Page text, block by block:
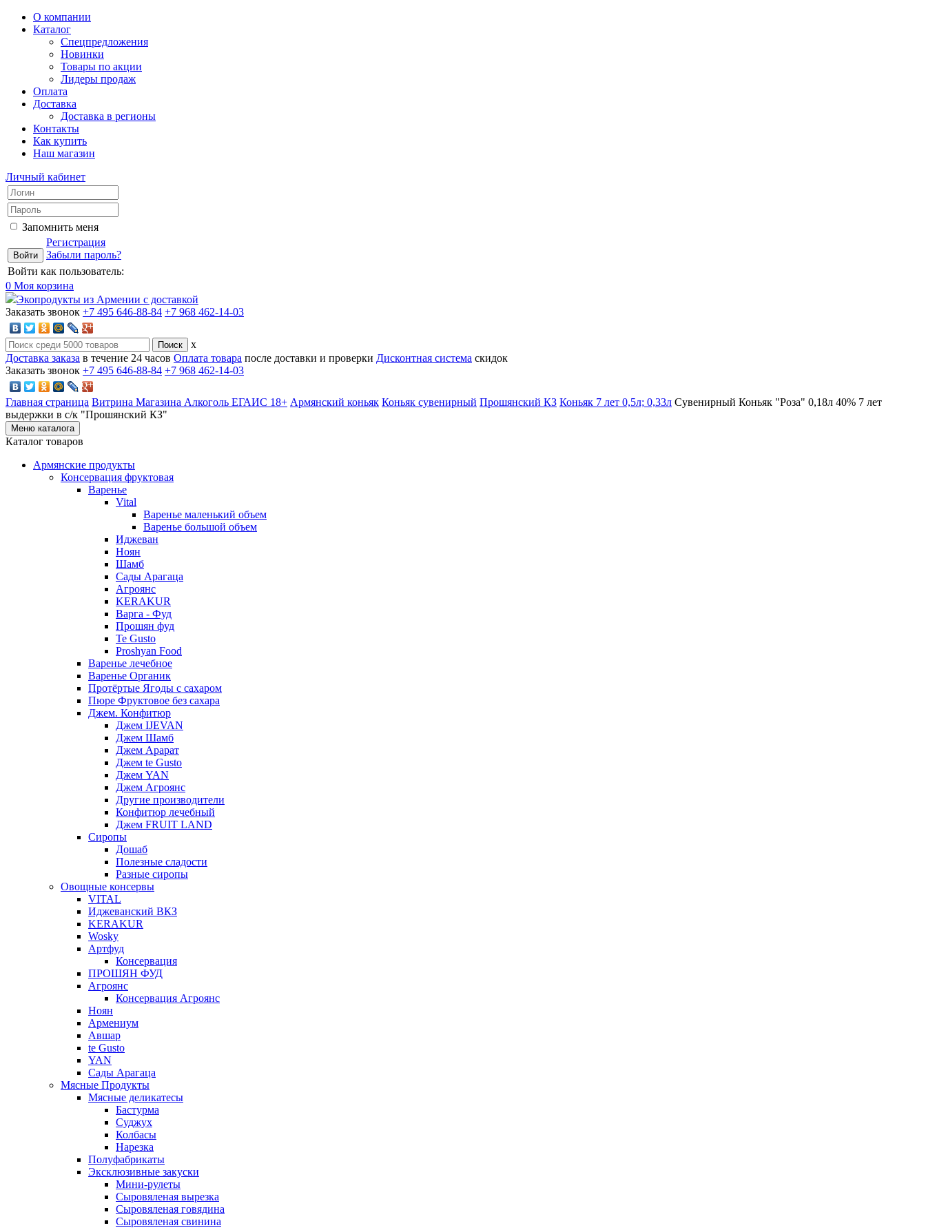
О компании
Каталог
Спецпредложения
Новинки
Товары по акции
Лидеры продаж
Оплата
Доставка
Доставка в регионы
Контакты
Как купить
Наш магазин
Личный кабинет
Запомнить меня
Регистрация
Забыли пароль?
Войти как пользователь:
0 Моя корзина
Экопродукты из Армении с доставкой
Заказать звонок +7 495 646-88-84 +7 968 462-14-03
x
Доставка заказа в течение 24 часов Оплата товара после доставки и проверки Дисконтная система скидок
Заказать звонок +7 495 646-88-84 +7 968 462-14-03
Главная страница Витрина Магазина Алкоголь ЕГАИС 18+ Армянский коньяк Коньяк сувенирный Прошянский КЗ Коньяк 7 лет 0,5л; 0,33л Сувенирный Коньяк "Роза" 0,18л 40% 7 лет
выдержки в с/к "Прошянский КЗ"
Меню каталога
Каталог товаров
Армянские продукты
Консервация фруктовая
Варенье
Vital
Варенье маленький объем
Варенье большой объем
Иджеван
Ноян
Шамб
Сады Арагаца
Агроянс
KERAKUR
Варга - Фуд
Прошян фуд
Te Gusto
Proshyan Food
Варенье лечебное
Варенье Органик
Протёртые Ягоды с сахаром
Пюре Фруктовое без сахара
Джем. Конфитюр
Джем IJEVAN
Джем Шамб
Джем Арарат
Джем te Gusto
Джем YAN
Джем Агроянс
Другие производители
Конфитюр лечебный
Джем FRUIT LAND
Сиропы
Дошаб
Полезные сладости
Разные сиропы
Овощные консервы
VITAL
Иджеванский ВКЗ
KERAKUR
Wosky
Артфуд
Консервация
ПРОШЯН ФУД
Агроянс
Консервация Агроянс
Ноян
Армениум
Авшар
te Gusto
YAN
Сады Арагаца
Мясные Продукты
Мясные деликатесы
Бастурма
Суджух
Колбасы
Нарезка
Полуфабрикаты
Эксклюзивные закуски
Мини-рулеты
Сыровяленая вырезка
Сыровяленая говядина
Сыровяленая свинина